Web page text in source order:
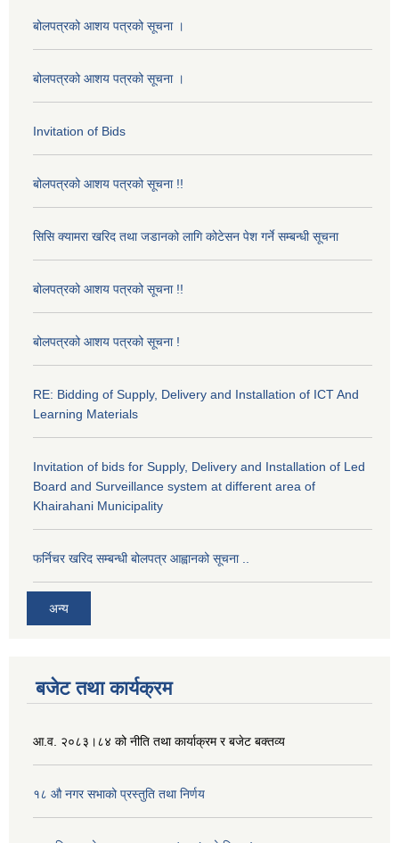
बोलपत्रको आशय पत्रको सूचना ।
बोलपत्रको आशय पत्रको सूचना ।
Invitation of Bids
बोलपत्रको आशय पत्रको सूचना !!
सिसि क्यामरा खरिद तथा जडानको लागि कोटेसन पेश गर्ने सम्बन्धी सूचना
बोलपत्रको आशय पत्रको सूचना !!
बोलपत्रको आशय पत्रको सूचना !
RE: Bidding of Supply, Delivery and Installation of ICT And
Learning Materials
Invitation of bids for Supply, Delivery and Installation of Led
Board and Surveillance system at different area of
Khairahani Municipality
फर्निचर खरिद सम्बन्धी बोलपत्र आह्वानको सूचना ..
अन्य
बजेट तथा कार्यक्रम
आ.व. २०८३।८४ को नीति तथा कार्याक्रम र बजेट बक्तव्य
१८ औ नगर सभाको प्रस्तुति तथा निर्णय